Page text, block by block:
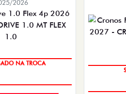
2026
NA TROCA